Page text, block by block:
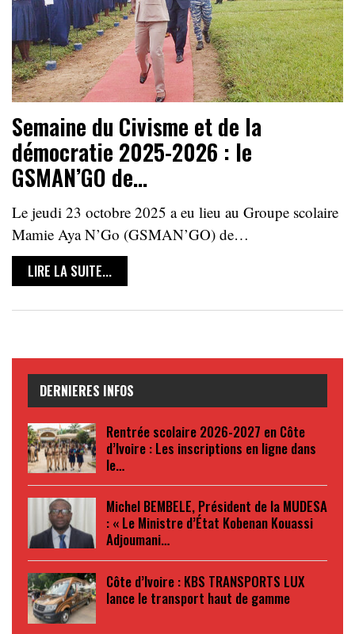
Semaine du Civisme et de la
démocratie 2025-2026 : le
GSMAN’GO de…
Le jeudi 23 octobre 2025 a eu lieu au Groupe scolaire
Mamie Aya N’Go (GSMAN’GO) de…
LIRE LA SUITE...
DERNIERES INFOS
Rentrée scolaire 2026-2027 en Côte
d’Ivoire : Les inscriptions en ligne dans
le…
Michel BEMBELE, Président de la MUDESA
: « Le Ministre d’État Kobenan Kouassi
Adjoumani…
Côte d’Ivoire : KBS TRANSPORTS LUX
lance le transport haut de gamme